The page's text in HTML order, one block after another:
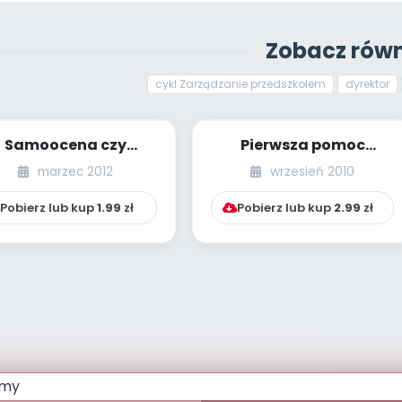
Zobacz
cykl Zarządzanie przedszkolem dyrektor
Samoocena czy
„samochwałka?”
marzec 2012
Pobierz lub kup1.99 zł
Pierwsza pomoc
nadzoru
pedagogicznego
wrzesień 2010
Pobierz lub kup 2.99 zł